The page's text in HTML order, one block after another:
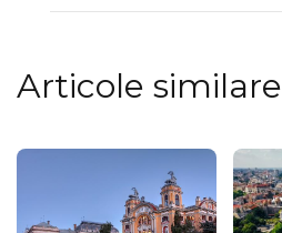
Articole similare